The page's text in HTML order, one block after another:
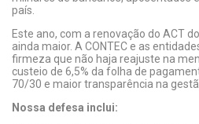
país.
Este ano, com a renovação do ACT
ainda maior. A CONTEC e as
firmeza que não haja reajuste na
custeio de 6,5% da folha de
70/30 e maior transparência na
Nossa defesa inclui: